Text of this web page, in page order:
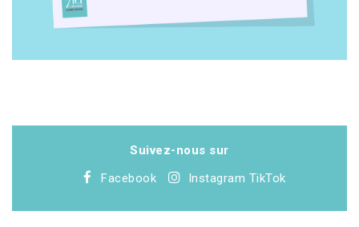
Suivez-nous sur
Facebook
Instagram TikTok